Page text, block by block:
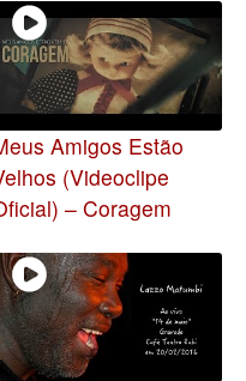
Amigos Estão
(Videoclipe
– Coragem